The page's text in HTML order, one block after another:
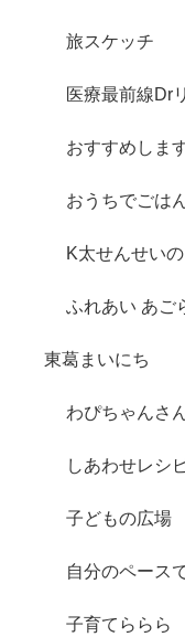
旅スケッチ
医療最前線Dr
おすすめしま
おうちでごは
K太せんせい
ふれあい あご
東葛まいにち
わぴちゃんさ
しあわせレシ
子どもの広場
自分のペース
子育てららら